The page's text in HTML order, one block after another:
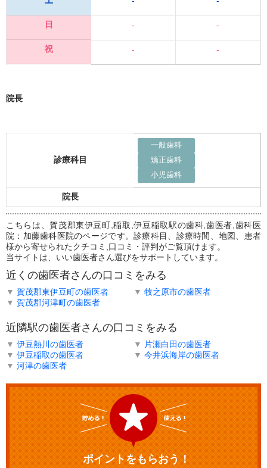
日
祝
-
-
-
-
院長
診療科目
一般歯科
矯正歯科
小児歯科
院長
こちらは、賀茂郡東伊豆町,稲取,伊豆稲取駅の歯科,歯医者,歯科医
院：加藤歯科医院のページです。診療科目、診療時間、地図、患者
様から寄せられたクチコミ,口コミ・評判がご覧頂けます。
当サイトは、いい歯医者さん選びをサポートしています。
近くの歯医者さんの口コミをみる
▼ 賀茂郡東伊豆町の歯医者 ▼ 牧之原市の歯医者
▼ 賀茂郡河津町の歯医者
近隣駅の歯医者さんの口コミをみる
▼ 伊豆熱川の歯医者 ▼ 片瀬白田の歯医者
▼ 伊豆稲取の歯医者 ▼ 今井浜海岸の歯医者
▼ 河津の歯医者
ポイントをもらおう！